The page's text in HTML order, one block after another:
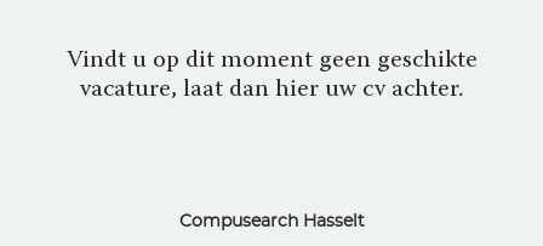
Vindt u op dit moment geen geschikte
vacature, laat dan hier uw cv achter.
Compusearch Hasselt